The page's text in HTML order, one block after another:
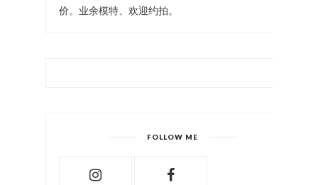
价。业余模特、欢迎约拍。
FOLLOW ME